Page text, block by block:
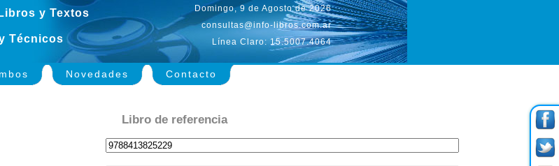
y Textos
Técnicos
Domingo, 9 de Agosto de 2026
consultas@info-libros.com.ar
Línea Claro: 15.5007.4064
Novedades Contacto
Libro de referencia